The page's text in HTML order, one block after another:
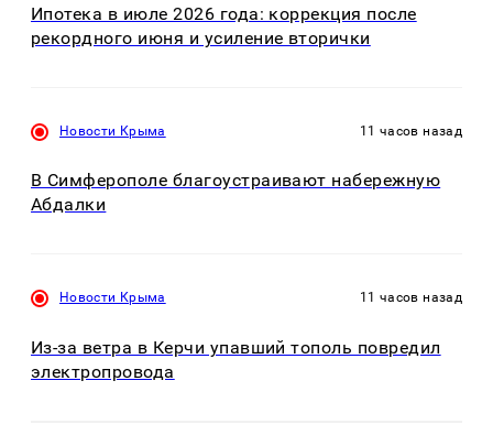
Ипотека в июле 2026 года: коррекция после
рекордного июня и усиление вторички
Новости Крыма 11 часов назад
В Симферополе благоустраивают набережную
Абдалки
Новости Крыма 11 часов назад
Из-за ветра в Керчи упавший тополь повредил
электропровода